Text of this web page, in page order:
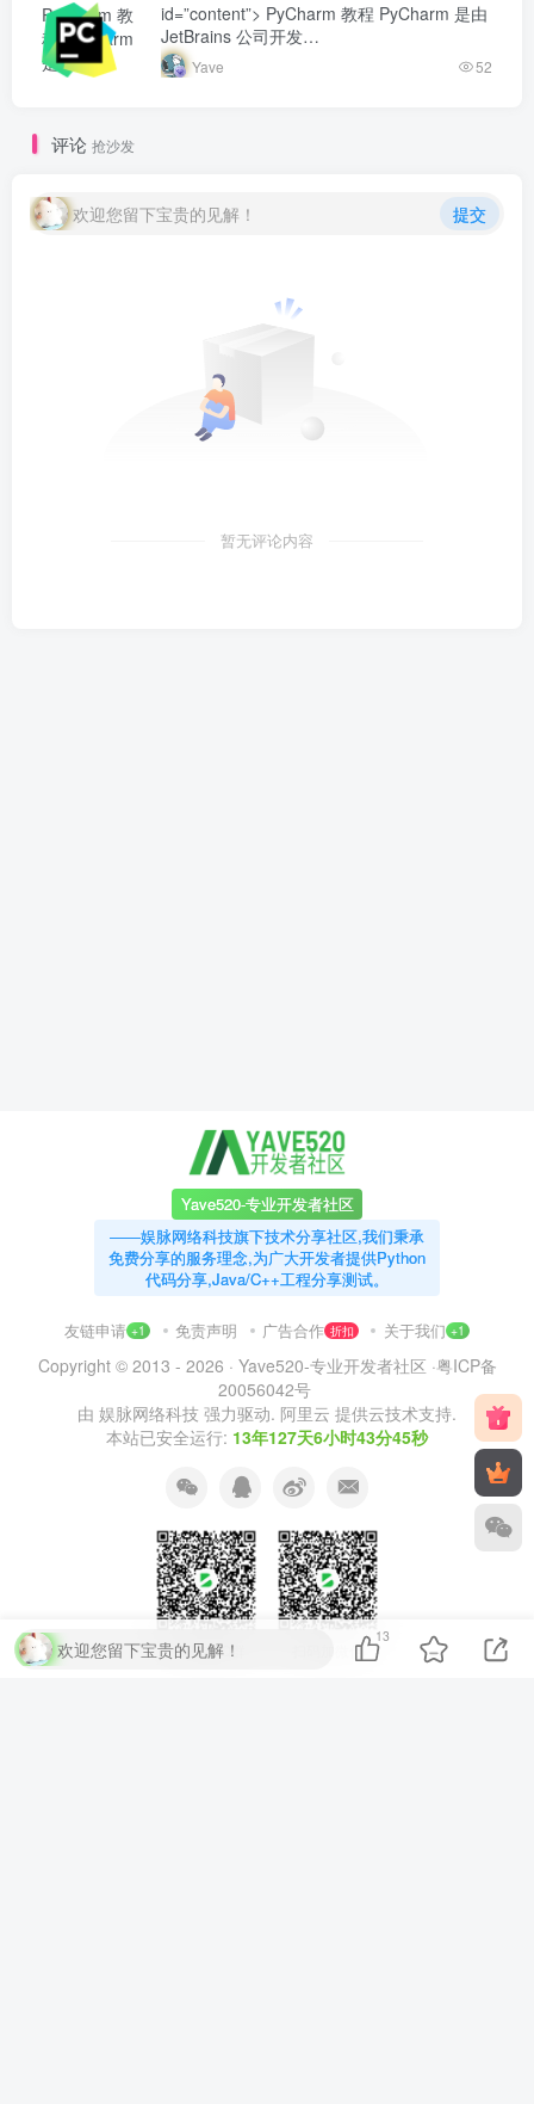
PyCharm 教
程 PyCharm
是由
Yave520-专业
开发者社区"
fit-cover
radius8">
id=”content”> PyCharm 教程 PyCharm 是由
JetBrains 公司开发…
Yave 52
评论 抢沙发
欢迎您留下宝贵的见解！ 提交
暂无评论内容
Yave520-专业开发者社区
——娱脉网络科技旗下技术分享社区,我们秉承
免费分享的服务理念,为广大开发者提供Python
代码分享,Java/C++工程分享测试。
友链申请 +1 免责声明 广告合作 折扣 关于我们 +1
Copyright © 2013 - 2026 · Yave520-专业开发者社区 ·粤ICP备
20056042号
由 娱脉网络科技 强力驱动. 阿里云 提供云技术支持.
本站已安全运行: 13年127天6小时43分46秒
扫码加QQ群 扫码加微信
欢迎您留下宝贵的见解！
13